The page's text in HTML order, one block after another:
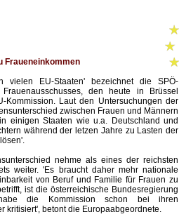
Fraueneinkommen
vielen EU-Staaten' bezeichnet die SPÖ-
den heute in Brüssel
Kommission. Laut den Untersuchungen der
zwischen Frauen und Männern
einigen Staaten wie u.a. Deutschland und
während der letzen Jahre zu Lasten der
nehme als eines der reichsten
weiter. 'Es braucht daher mehr nationale
von Beruf und Familie für Frauen zu
ist die österreichische Bundesregierung
die Kommission schon bei ihren
kritisiert', betont die Europaabgeordnete.